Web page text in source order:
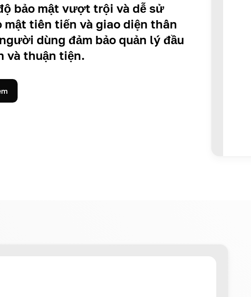
bảo mật vượt trội và dễ sử
mật tiên tiến và giao diện thân
dùng đảm bảo quản lý đầu
và thuận tiện.